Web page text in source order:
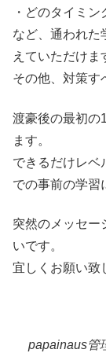
・どのタイミ
など、通われた
えていただけま
その他、対策す
渡豪後の最初の
ます。
できるだけレベ
での事前の学習
突然のメッセー
いです。
宜しくお願い致
papainaus管